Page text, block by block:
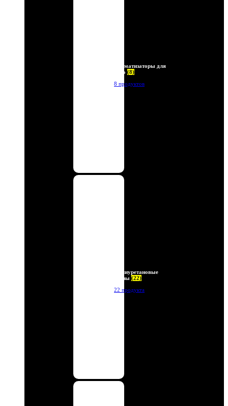
Ароматизаторы для
авто (8)
8 продуктов
Полиуретановые
линзы (22)
22 продукта